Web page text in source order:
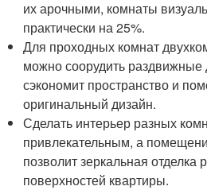
их арочными, комнаты
практически на 25%.
Для проходных комнат
можно соорудить
сэкономит пространство и
оригинальный дизайн.
Сделать интерьер разных
привлекательным, а
позволит зеркальная отделка
поверхностей квартиры.